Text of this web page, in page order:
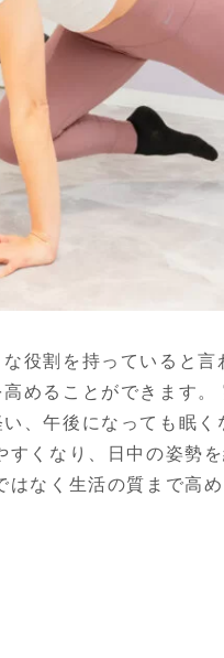
役割を持っていると
めることができます
、午後になっても眠く
くなり、日中の姿勢を
なく生活の質まで高め